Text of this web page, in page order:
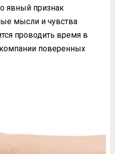
явный признак
мысли и чувства
проводить время в
поверенных